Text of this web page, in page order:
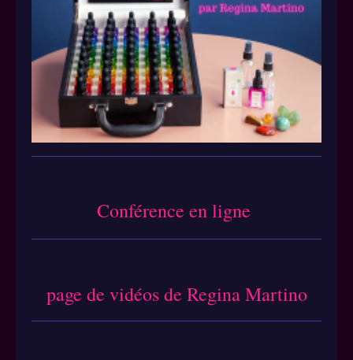
Conférence en ligne
page de vidéos de Regina Martino